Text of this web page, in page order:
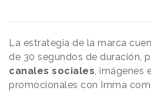
La estrategia de la marca
de 30 segundos de duración,
canales sociales, imágenes
promocionales con Imma